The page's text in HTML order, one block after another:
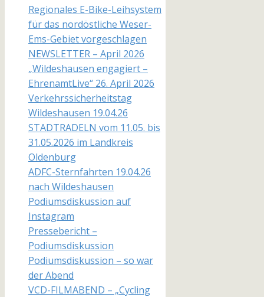
Regionales E-Bike-Leihsystem
für das nordöstliche Weser-
Ems-Gebiet vorgeschlagen
NEWSLETTER – April 2026
„Wildeshausen engagiert –
EhrenamtLive“ 26. April 2026
Verkehrssicherheitstag
Wildeshausen 19.04.26
STADTRADELN vom 11.05. bis
31.05.2026 im Landkreis
Oldenburg
ADFC-Sternfahrten 19.04.26
nach Wildeshausen
Podiumsdiskussion auf
Instagram
Pressebericht –
Podiumsdiskussion
Podiumsdiskussion – so war
der Abend
VCD-FILMABEND – „Cycling